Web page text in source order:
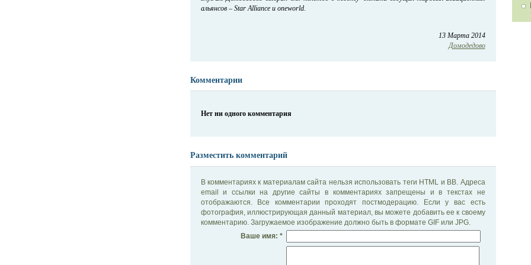
альянсов – Star Alliance и oneworld.
13 Марта 2014
Домодедово
Комментарии
Нет ни одного комментария
Разместить комментарий
В комментариях к материалам сайта нельзя использовать теги HTML и BB. Адреса
email и ссылки на другие сайты в комментариях запрещены и в текстах не
отображаются. Все комментарии проходят постмодерацию. Если у вас есть
фотография, иллюстрирующая данный материал, вы можете добавить ее к своему
комментарию. Загружаемое изображение должно быть в формате GIF или JPG.
Ваше имя: *